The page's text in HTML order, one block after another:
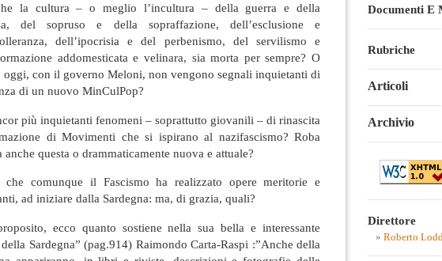
la cultura – o meglio l’incultura – della guerra e della
del sopruso e della sopraffazione, dell’esclusione e
dell’ipocrisia e del perbenismo, del servilismo e
addomesticata e velinara, sia morta per sempre? O
oggi, con il governo Meloni, non vengono segnali inquietanti di
di un nuovo MinCulPop?
più inquietanti fenomeni – soprattutto giovanili – di rinascita
di Movimenti che si ispirano al nazifascismo? Roba
anche questa o drammaticamente nuova e attuale?
che comunque il Fascismo ha realizzato opere meritorie e
ad iniziare dalla Sardegna: ma, di grazia, quali?
ecco quanto sostiene nella sua bella e interessante
Sardegna” (pag.914) Raimondo Carta-Raspi :”Anche della
Documenti E
Rubriche
Articoli
Archivio
Direttore
Roberto